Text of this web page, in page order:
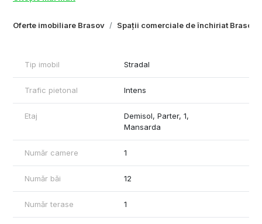
Oferte imobiliare Brasov Spații comerciale de închiriat Brasov
Plus-imo.ro
Tel: +40790070077
Tip imobil Stradal
Trafic pietonal Intens
Etaj
Demisol, Parter, 1,
Mansarda
Număr camere 1
Număr băi 12
Număr terase 1